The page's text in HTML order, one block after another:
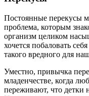
Постоянные перекусы
проблема, которым
организм целиком
хочется побаловать
такого вредного для
Уместно, привычка
младенчестве, когда
переживают, что детки